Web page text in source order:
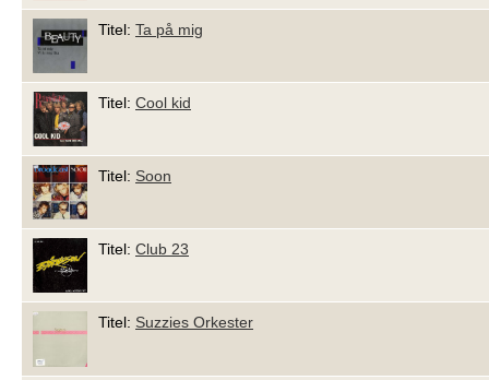
Titel: Ta på mig
Titel: Cool kid
Titel: Soon
Titel: Club 23
Titel: Suzzies Orkester